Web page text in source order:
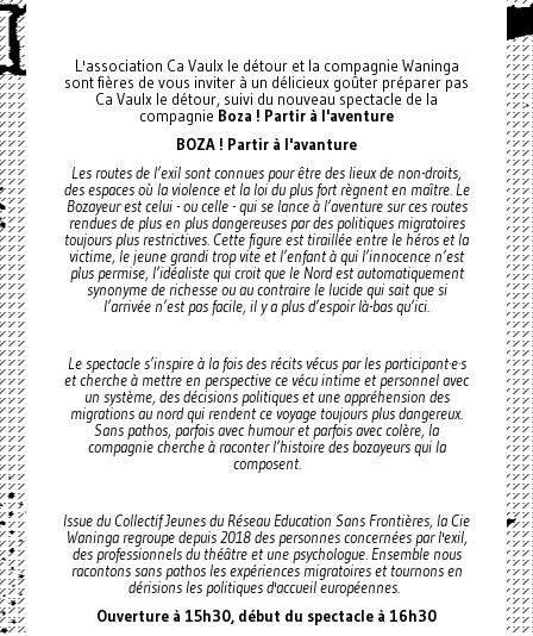
L'association Ca Vaulx le détour et la compagnie Waninga
sont fières de vous inviter à un délicieux goûter préparer pas
Ca Vaulx le détour, suivi du nouveau spectacle de la
compagnie Boza ! Partir à l'aventure
BOZA ! Partir à l'avanture
Les routes de l’exil sont connues pour être des lieux de non-droits,
des espaces où la violence et la loi du plus fort règnent en maître. Le
Bozayeur est celui - ou celle - qui se lance à l’aventure sur ces routes
rendues de plus en plus dangereuses par des politiques migratoires
toujours plus restrictives. Cette figure est tiraillée entre le héros et la
victime, le jeune grandi trop vite et l’enfant à qui l’innocence n’est
plus permise, l’idéaliste qui croit que le Nord est automatiquement
synonyme de richesse ou au contraire le lucide qui sait que si
l’arrivée n’est pas facile, il y a plus d’espoir là-bas qu’ici.
Le spectacle s’inspire à la fois des récits vécus par les participant·e·s
et cherche à mettre en perspective ce vécu intime et personnel avec
un système, des décisions politiques et une appréhension des
migrations au nord qui rendent ce voyage toujours plus dangereux.
Sans pathos, parfois avec humour et parfois avec colère, la
compagnie cherche à raconter l’histoire des bozayeurs qui la
composent.
Issue du Collectif Jeunes du Réseau Education Sans Frontières, la Cie
Waninga regroupe depuis 2018 des personnes concernées par l'exil,
des professionnels du théâtre et une psychologue. Ensemble nous
racontons sans pathos les expériences migratoires et tournons en
dérisions les politiques d'accueil européennes.
Ouverture à 15h30, début du spectacle à 16h30